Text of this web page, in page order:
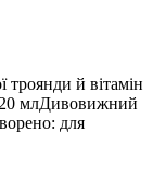
троянди й вітамін
млДивовижний
для